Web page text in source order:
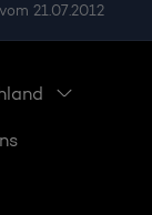
21.07.2012